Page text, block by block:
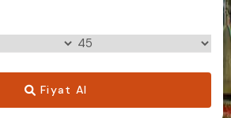
Fiyat Al